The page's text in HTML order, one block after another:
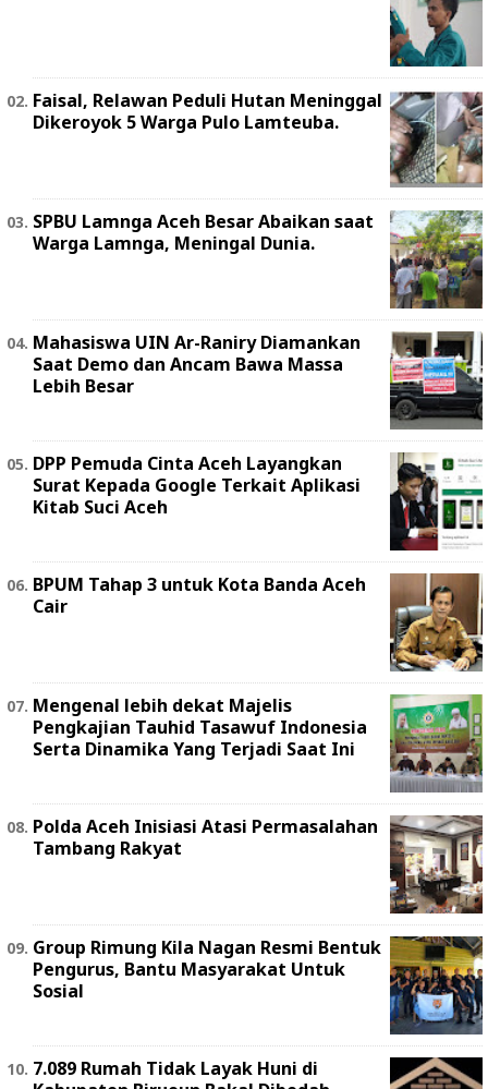
Faisal, Relawan Peduli Hutan Meninggal
Dikeroyok 5 Warga Pulo Lamteuba.
SPBU Lamnga Aceh Besar Abaikan saat
Warga Lamnga, Meningal Dunia.
Mahasiswa UIN Ar-Raniry Diamankan
Saat Demo dan Ancam Bawa Massa
Lebih Besar
DPP Pemuda Cinta Aceh Layangkan
Surat Kepada Google Terkait Aplikasi
Kitab Suci Aceh
BPUM Tahap 3 untuk Kota Banda Aceh
Cair
Mengenal lebih dekat Majelis
Pengkajian Tauhid Tasawuf Indonesia
Serta Dinamika Yang Terjadi Saat Ini
Polda Aceh Inisiasi Atasi Permasalahan
Tambang Rakyat
Group Rimung Kila Nagan Resmi Bentuk
Pengurus, Bantu Masyarakat Untuk
Sosial
7.089 Rumah Tidak Layak Huni di